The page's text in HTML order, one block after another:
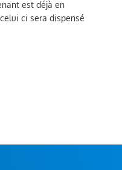
est déjà en
ci sera dispensé